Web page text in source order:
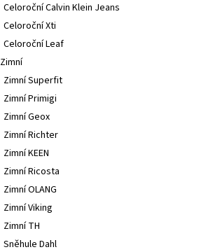
Celoroční Calvin Klein Jeans
Celoroční Xti
Celoroční Leaf
Zimní
Zimní Superfit
Zimní Primigi
Zimní Geox
Zimní Richter
Zimní KEEN
Zimní Ricosta
Zimní OLANG
Zimní Viking
Zimní TH
Sněhule Dahl